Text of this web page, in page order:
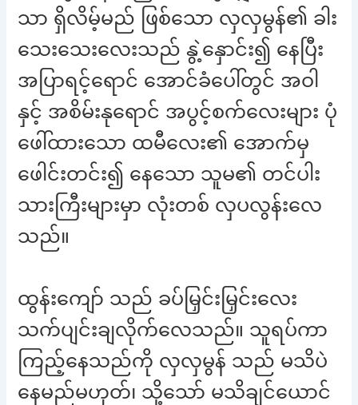
သာ ရှိလိမ့်မည် ဖြစ်သော လှလှမွန်၏ ခါး
သေးသေးလေးသည် နွဲ့နှောင်း၍ နေပြီး
အပြာရင့်ရောင် အောင်ခံပေါ်တွင် အဝါ
နှင့် အစိမ်းနုရောင် အပွင့်စက်လေးများ ပုံ
ဖေါ်ထားသော ထမီလေး၏ အောက်မှ
ဖေါင်းတင်း၍ နေသော သူမ၏ တင်ပါး
သားကြီးများမှာ လုံးတစ် လှပလွန်းလေ
သည်။
ထွန်းကျော် သည် ခပ်မြှင်းမြှင်းလေး
သက်ပျင်းချလိုက်လေသည်။ သူရပ်ကာ
ကြည့်နေသည်ကို လှလှမွန် သည် မသိပဲ
နေမည်မဟုတ်၊ သို့သော် မသိချင်ယောင်